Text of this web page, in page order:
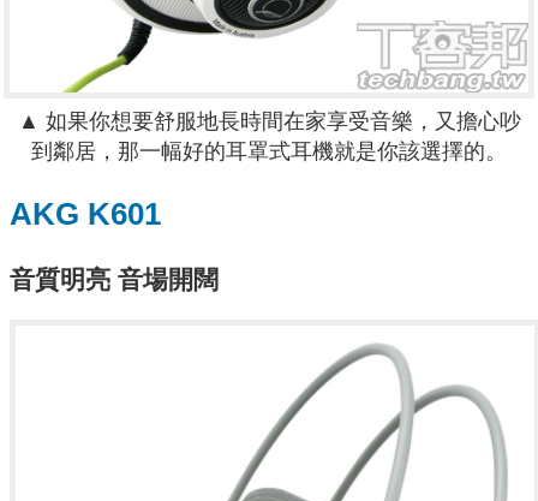
▲ 如果你想要舒服地長時間在家享受音樂，又擔心吵
到鄰居，那一幅好的耳罩式耳機就是你該選擇的。
AKG K601
音質明亮 音場開闊